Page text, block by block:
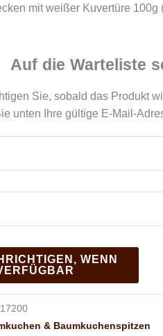
mit weißer Kuvertüre 100g
Auf die Warteliste
Sie, sobald das Produkt
unten Ihre gültige E-Mail-
WENN
17200
& Baumkuchenspitzen